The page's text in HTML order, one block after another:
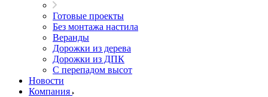
Готовые проекты
Без монтажа настила
Веранды
Дорожки из дерева
Дорожки из ДПК
С перепадом высот
Новости
Компания